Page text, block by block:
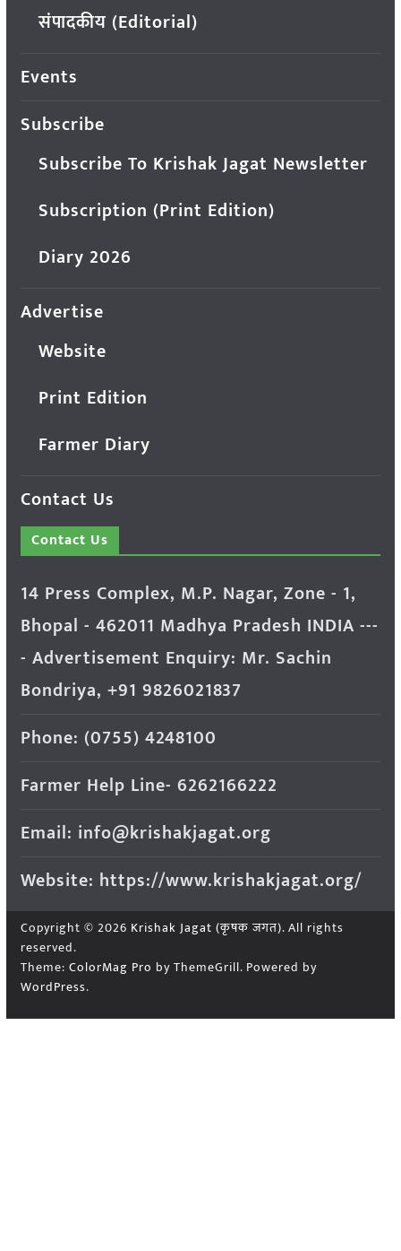
संपादकीय (Editorial)
Events
Subscribe
Subscribe To Krishak Jagat Newsletter
Subscription (Print Edition)
Diary 2026
Advertise
Website
Print Edition
Farmer Diary
Contact Us
Contact Us
14 Press Complex, M.P. Nagar, Zone - 1,
Bhopal - 462011 Madhya Pradesh INDIA ---
- Advertisement Enquiry: Mr. Sachin
Bondriya, +91 9826021837
Phone: (0755) 4248100
Farmer Help Line- 6262166222
Email: info@krishakjagat.org
Website: https://www.krishakjagat.org/
Copyright © 2026 Krishak Jagat (कृषक जगत). All rights
reserved.
Theme: ColorMag Pro by ThemeGrill. Powered by
WordPress.